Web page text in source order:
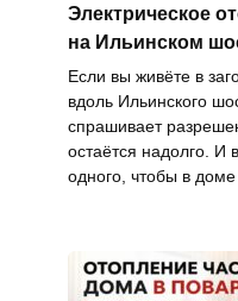
Электрическое
на Ильинском
Если вы живёте в
вдоль Ильинского
спрашивает
остаётся надолго. И
одного, чтобы в